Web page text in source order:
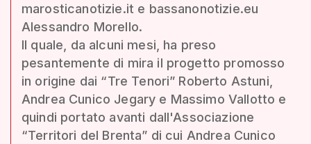
marosticanotizie.it e bassanonotizie.eu
Alessandro Morello.
Il quale, da alcuni mesi, ha preso
pesantemente di mira il progetto promosso
in origine dai “Tre Tenori” Roberto Astuni,
Andrea Cunico Jegary e Massimo Vallotto e
quindi portato avanti dall'Associazione
“Territori del Brenta” di cui Andrea Cunico